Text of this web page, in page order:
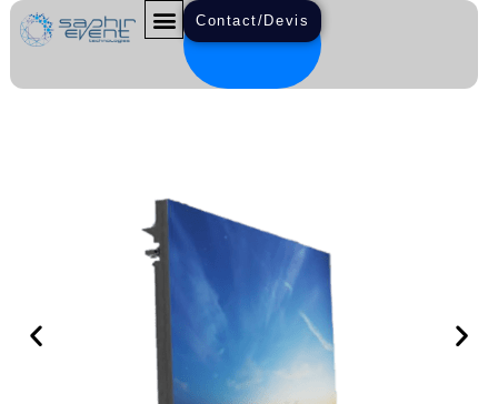
Contact/Devis
HABILLAGE
ARCHITECTURAL